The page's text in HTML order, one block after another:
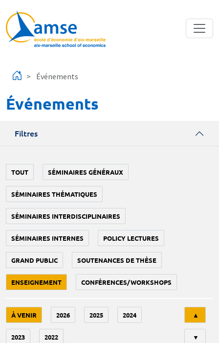
Événements
Événements
Filtres
TOUT SÉMINAIRES GÉNÉRAUX
SÉMINAIRES THÉMATIQUES
SÉMINAIRES INTERDISCIPLINAIRES
SÉMINAIRES INTERNES POLICY LECTURES
GRAND PUBLIC SOUTENANCES DE THÈSE
ENSEIGNEMENT CONFÉRENCES/WORKSHOPS
À VENIR 2026 2025 2024
2023 2022
▲
▼